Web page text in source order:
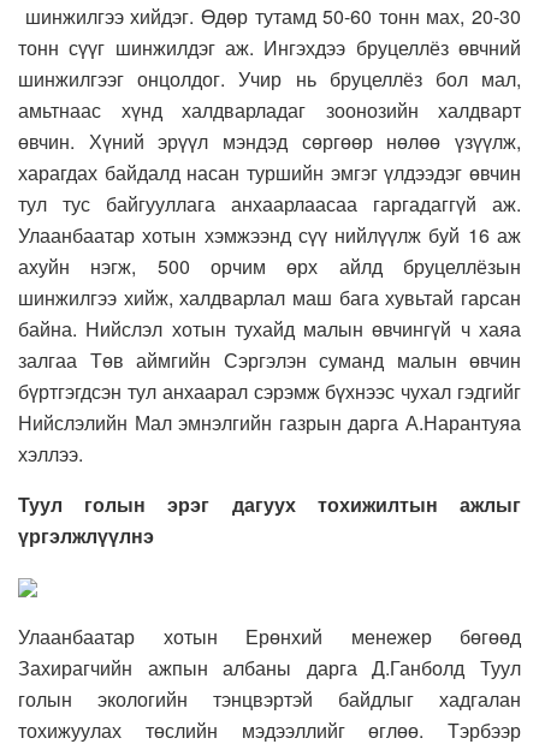
шинжилгээ хийдэг. Өдөр тутамд 50-60 тонн мах, 20-30
тонн сүүг шинжилдэг аж. Ингэхдээ бруцеллёз өвчний
шинжилгээг онцолдог. Учир нь бруцеллёз бол мал,
амьтнаас хүнд халдварладаг зоонозийн халдварт
өвчин. Хүний эрүүл мэндэд сөргөөр нөлөө үзүүлж,
харагдах байдалд насан туршийн эмгэг үлдээдэг өвчин
тул тус байгууллага анхаарлаасаа гаргадаггүй аж.
Улаанбаатар хотын хэмжээнд сүү нийлүүлж буй 16 аж
ахуйн нэгж, 500 орчим өрх айлд бруцеллёзын
шинжилгээ хийж, халдварлал маш бага хувьтай гарсан
байна. Нийслэл хотын тухайд малын өвчингүй ч хаяа
залгаа Төв аймгийн Сэргэлэн суманд малын өвчин
бүртгэгдсэн тул анхаарал сэрэмж бүхнээс чухал гэдгийг
Нийслэлийн Мал эмнэлгийн газрын дарга А.Нарантуяа
хэллээ.
Туул голын эрэг дагуух тохижилтын ажлыг
үргэлжлүүлнэ
Улаанбаатар хотын Ерөнхий менежер бөгөөд
Захирагчийн ажпын албаны дарга Д.Ганболд Туул
голын экологийн тэнцвэртэй байдлыг хадгалан
тохижуулах төслийн мэдээллийг өглөө. Тэрбээр